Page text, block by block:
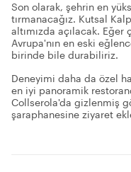
Son olarak, şehrin en
tırmanacağız. Kutsal
altımızda açılacak.
Avrupa'nın en eski
birinde bile durabiliriz.
Deneyimi daha da özel
en iyi panoramik
Collserola'da gizlenmiş
şaraphanesine ziyaret